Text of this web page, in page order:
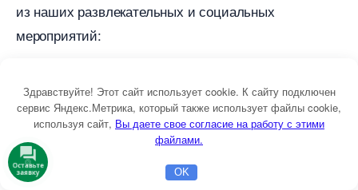
из наших развлекательных и социальных
мероприятий:
Корпоративные вечеринки и
тематические мероприятия;
Спортивные соревнования и командные
Здравствуйте! Этот сайт использует cookie. К сайту подключен
сервис Яндекс.Метрика, который также использует файлы cookie,
используя сайт, ы даете свое согласие на работу с этими
файлами.
OK
Оставьте
заявку